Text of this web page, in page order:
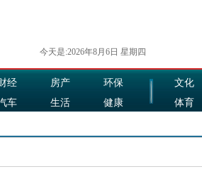
今天是:2026年8月6日 星期四
经 房产
环保
车
生活
健康
文化
体育